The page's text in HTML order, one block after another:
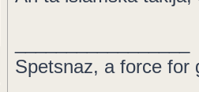
Spetsnaz, a force for